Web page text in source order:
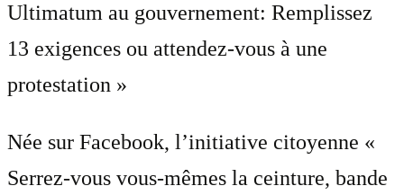
Ultimatum au gouvernement: Remplissez
13 exigences ou attendez-vous à une
protestation »
Née sur Facebook, l’initiative citoyenne «
Serrez-vous vous-mêmes la ceinture, bande